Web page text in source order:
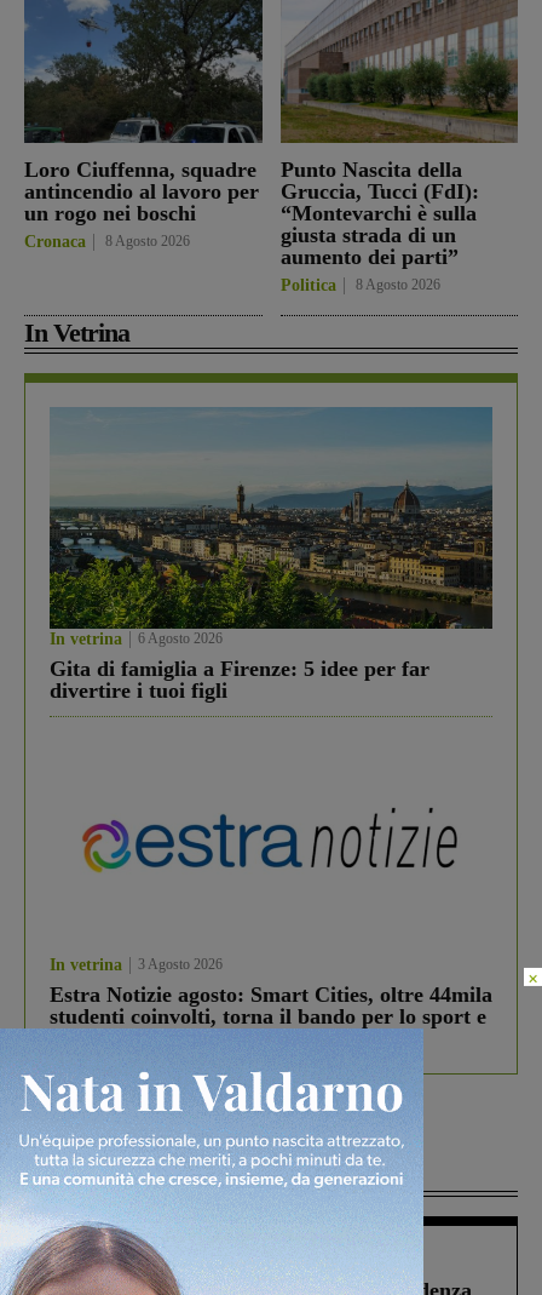
Loro Ciuffenna, squadre
antincendio al lavoro per
un rogo nei boschi
Cronaca 8 Agosto 2026
Punto Nascita della
Gruccia, Tucci (FdI):
“Montevarchi è sulla
giusta strada di un
aumento dei parti”
Politica 8 Agosto 2026
In Vetrina
In vetrina 6 Agosto 2026
Gita di famiglia a Firenze: 5 idee per far
divertire i tuoi figli
In vetrina 3 Agosto 2026
Estra Notizie agosto: Smart Cities, oltre 44mila
studenti coinvolti, torna il bando per lo sport e
Più lette
Figline Incisa Valdarno 1 Agosto 2026
×